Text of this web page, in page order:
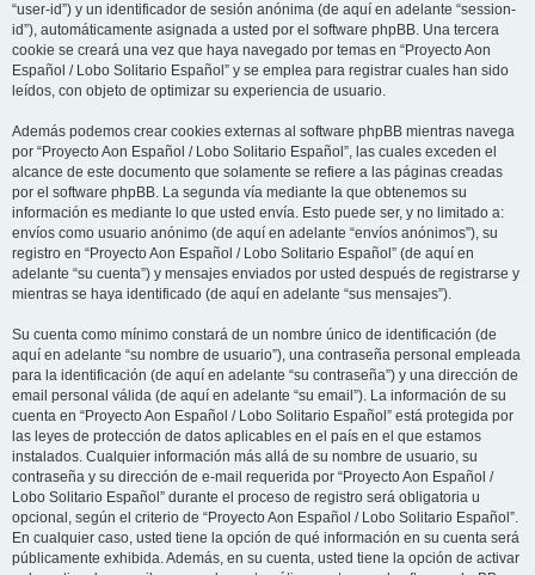
“user-id”) y un identificador de sesión anónima (de aquí en adelante “session-
id”), automáticamente asignada a usted por el software phpBB. Una tercera
cookie se creará una vez que haya navegado por temas en “Proyecto Aon
Español / Lobo Solitario Español” y se emplea para registrar cuales han sido
leídos, con objeto de optimizar su experiencia de usuario.
Además podemos crear cookies externas al software phpBB mientras navega
por “Proyecto Aon Español / Lobo Solitario Español”, las cuales exceden el
alcance de este documento que solamente se refiere a las páginas creadas
por el software phpBB. La segunda vía mediante la que obtenemos su
información es mediante lo que usted envía. Esto puede ser, y no limitado a:
envíos como usuario anónimo (de aquí en adelante “envíos anónimos”), su
registro en “Proyecto Aon Español / Lobo Solitario Español” (de aquí en
adelante “su cuenta”) y mensajes enviados por usted después de registrarse y
mientras se haya identificado (de aquí en adelante “sus mensajes”).
Su cuenta como mínimo constará de un nombre único de identificación (de
aquí en adelante “su nombre de usuario”), una contraseña personal empleada
para la identificación (de aquí en adelante “su contraseña”) y una dirección de
email personal válida (de aquí en adelante “su email”). La información de su
cuenta en “Proyecto Aon Español / Lobo Solitario Español” está protegida por
las leyes de protección de datos aplicables en el país en el que estamos
instalados. Cualquier información más allá de su nombre de usuario, su
contraseña y su dirección de e-mail requerida por “Proyecto Aon Español /
Lobo Solitario Español” durante el proceso de registro será obligatoria u
opcional, según el criterio de “Proyecto Aon Español / Lobo Solitario Español”.
En cualquier caso, usted tiene la opción de qué información en su cuenta será
públicamente exhibida. Además, en su cuenta, usted tiene la opción de activar